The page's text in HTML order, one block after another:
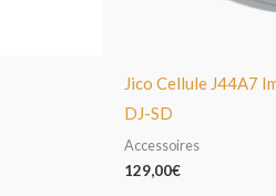
Jico Cellule J44A7
DJ-SD
Accessoires
129,00€